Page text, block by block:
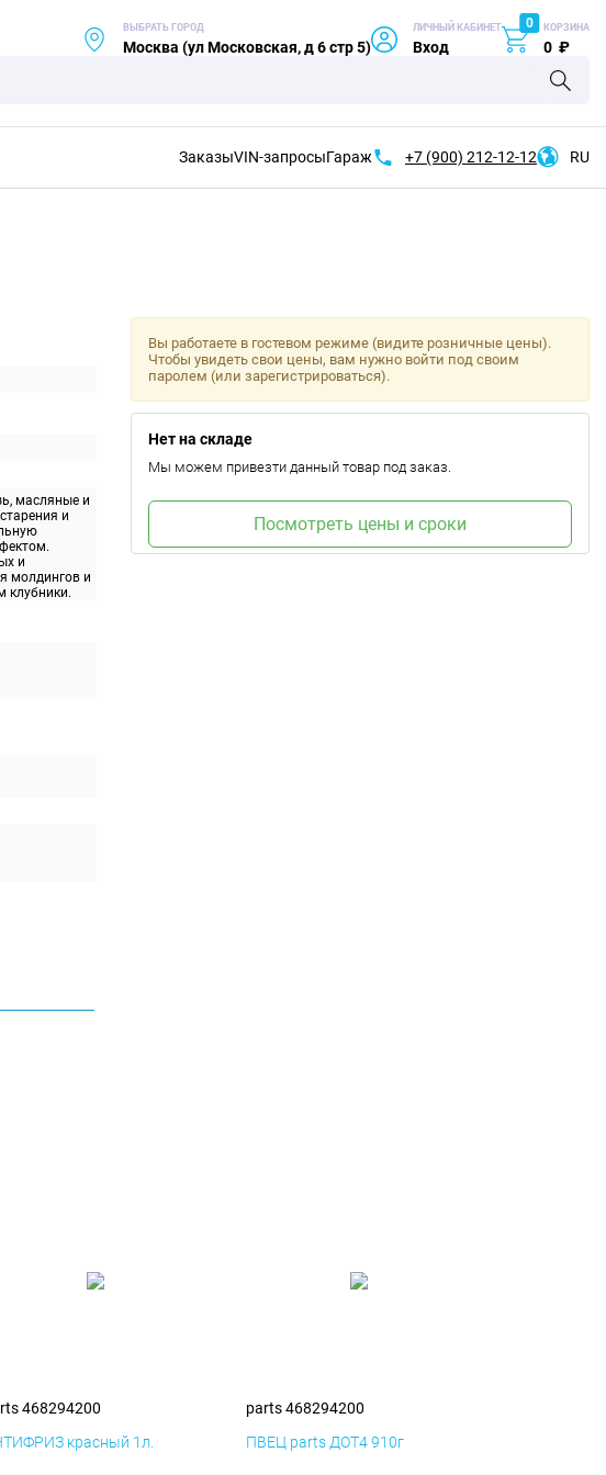
ВЫБРАТЬ ГОРОД
Москва (ул Московская, д 6 стр 5)
ЛИЧНЫЙ КАБИНЕТ
Вход
0 КОРЗИНА
0 ₽
ЗаказыVIN-запросыГараж +7 (900) 212-12-12 RU
масляные и
и
и
молдингов и
клубники.
Вы работаете в гостевом режиме (видите розничные цены).
Чтобы увидеть свои цены, вам нужно войти под своим
паролем (или зарегистрироваться).
Нет на складе
Мы можем привезти данный товар под заказ.
Посмотреть цены и сроки
468294200
красный 1л.
parts 468294200
ПВЕЦ parts ДОТ4 910г